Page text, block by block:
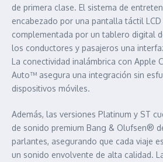
de primera clase. El sistema de
encabezado por una pantalla táctil LCD
complementada por un tablero digital
los conductores y pasajeros una
La conectividad inalámbrica con Apple
Auto™ asegura una integración sin
dispositivos móviles.
Además, las versiones Platinum y ST
de sonido premium Bang & Olufsen®
parlantes, asegurando que cada viaje
un sonido envolvente de alta calidad.